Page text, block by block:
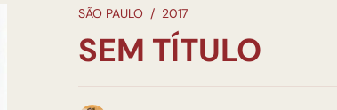
SÃO PAULO / 2017
SEM TÍTULO